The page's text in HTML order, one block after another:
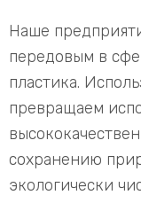
Наше
передовым в
пластика.
превращаем
сохранению
экологически